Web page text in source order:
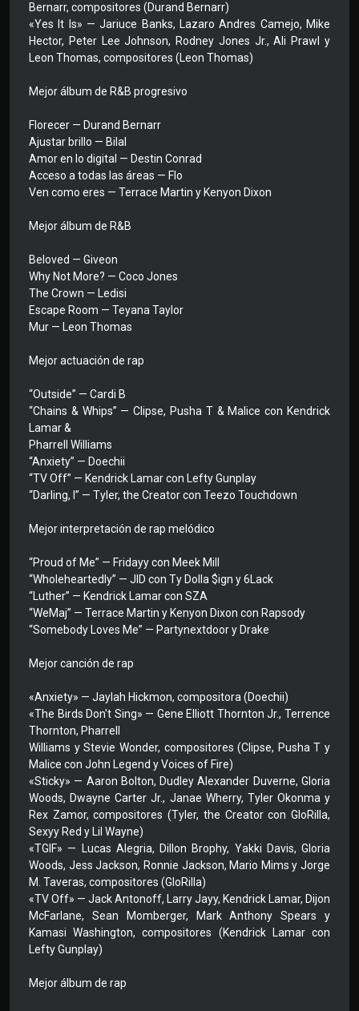
Bernarr, compositores (Durand Bernarr)
«Yes It Is» — Jariuce Banks, Lazaro Andres Camejo, Mike
Hector, Peter Lee Johnson, Rodney Jones Jr., Ali Prawl y
Leon Thomas, compositores (Leon Thomas)
Mejor álbum de R&B progresivo
Florecer — Durand Bernarr
Ajustar brillo — Bilal
Amor en lo digital — Destin Conrad
Acceso a todas las áreas — Flo
Ven como eres — Terrace Martin y Kenyon Dixon
Mejor álbum de R&B
Beloved — Giveon
Why Not More? — Coco Jones
The Crown — Ledisi
Escape Room — Teyana Taylor
Mur — Leon Thomas
Mejor actuación de rap
“Outside” — Cardi B
“Chains & Whips” — Clipse, Pusha T & Malice con Kendrick
Lamar &
Pharrell Williams
“Anxiety” — Doechii
“TV Off” — Kendrick Lamar con Lefty Gunplay
“Darling, I” — Tyler, the Creator con Teezo Touchdown
Mejor interpretación de rap melódico
“Proud of Me” — Fridayy con Meek Mill
“Wholeheartedly” — JID con Ty Dolla $ign y 6Lack
“Luther” — Kendrick Lamar con SZA
“WeMaj” — Terrace Martin y Kenyon Dixon con Rapsody
“Somebody Loves Me” — Partynextdoor y Drake
Mejor canción de rap
«Anxiety» — Jaylah Hickmon, compositora (Doechii)
«The Birds Don't Sing» — Gene Elliott Thornton Jr., Terrence
Thornton, Pharrell
Williams y Stevie Wonder, compositores (Clipse, Pusha T y
Malice con John Legend y Voices of Fire)
«Sticky» — Aaron Bolton, Dudley Alexander Duverne, Gloria
Woods, Dwayne Carter Jr., Janae Wherry, Tyler Okonma y
Rex Zamor, compositores (Tyler, the Creator con GloRilla,
Sexyy Red y Lil Wayne)
«TGIF» — Lucas Alegria, Dillon Brophy, Yakki Davis, Gloria
Woods, Jess Jackson, Ronnie Jackson, Mario Mims y Jorge
M. Taveras, compositores (GloRilla)
«TV Off» — Jack Antonoff, Larry Jayy, Kendrick Lamar, Dijon
McFarlane, Sean Momberger, Mark Anthony Spears y
Kamasi Washington, compositores (Kendrick Lamar con
Lefty Gunplay)
Mejor álbum de rap